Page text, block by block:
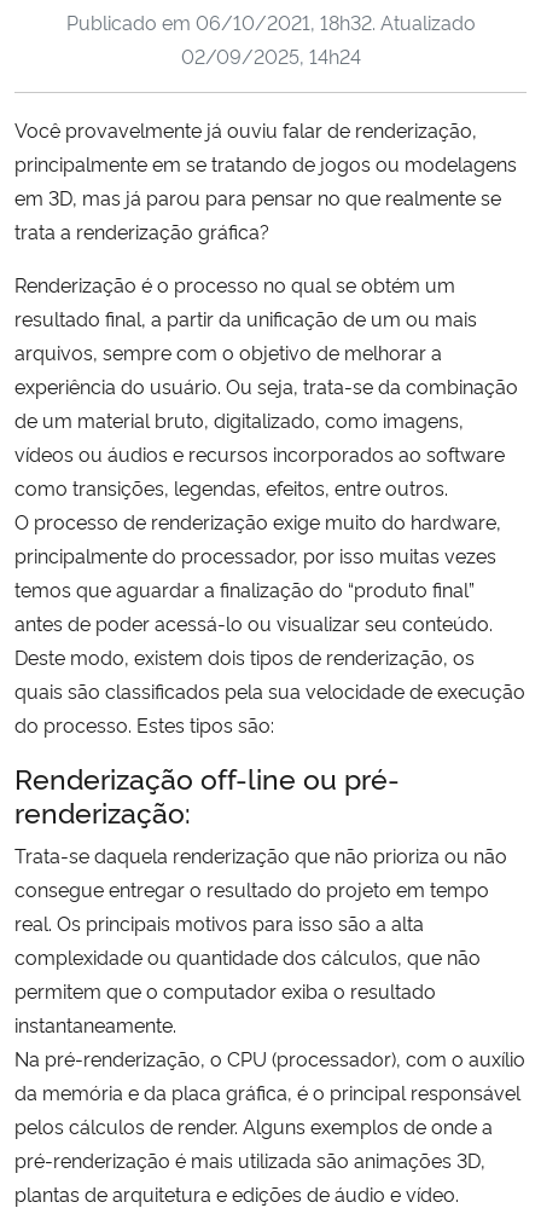
Ministério da Cidadania
Ministério de Minas e Energia
Ministério da Ciência, Tecnologia, Inovações e Comunicações
Ministério do Meio Ambiente
Ministério do Desenvolvimento Regional
Controladoria-Geral da União
Ministério da Mulher, da Família e dos Direitos Humanos
Secretaria-Geral
Secretaria de Governo
Gabinete de Segurança Institucional
Advocacia-Geral da União
Banco Central do Brasil
Planalto
Publicado em 06/10/2021, 18h32. Atualizado
02/09/2025, 14h24
Você provavelmente já ouviu falar de renderização,
principalmente em se tratando de jogos ou modelagens
em 3D, mas já parou para pensar no que realmente se
trata a renderização gráfica?
Renderização é o processo no qual se obtém um
resultado final, a partir da unificação de um ou mais
arquivos, sempre com o objetivo de melhorar a
experiência do usuário. Ou seja, trata-se da combinação
de um material bruto, digitalizado, como imagens,
vídeos ou áudios e recursos incorporados ao software
como transições, legendas, efeitos, entre outros.
O processo de renderização exige muito do hardware,
principalmente do processador, por isso muitas vezes
temos que aguardar a finalização do “produto final”
antes de poder acessá-lo ou visualizar seu conteúdo.
Deste modo, existem dois tipos de renderização, os
quais são classificados pela sua velocidade de execução
do processo. Estes tipos são:
Renderização off-line ou pré-
renderização:
Trata-se daquela renderização que não prioriza ou não
consegue entregar o resultado do projeto em tempo
real. Os principais motivos para isso são a alta
complexidade ou quantidade dos cálculos, que não
permitem que o computador exiba o resultado
instantaneamente.
Na pré-renderização, o CPU (processador), com o auxílio
da memória e da placa gráfica, é o principal responsável
pelos cálculos de render. Alguns exemplos de onde a
pré-renderização é mais utilizada são animações 3D,
plantas de arquitetura e edições de áudio e vídeo.